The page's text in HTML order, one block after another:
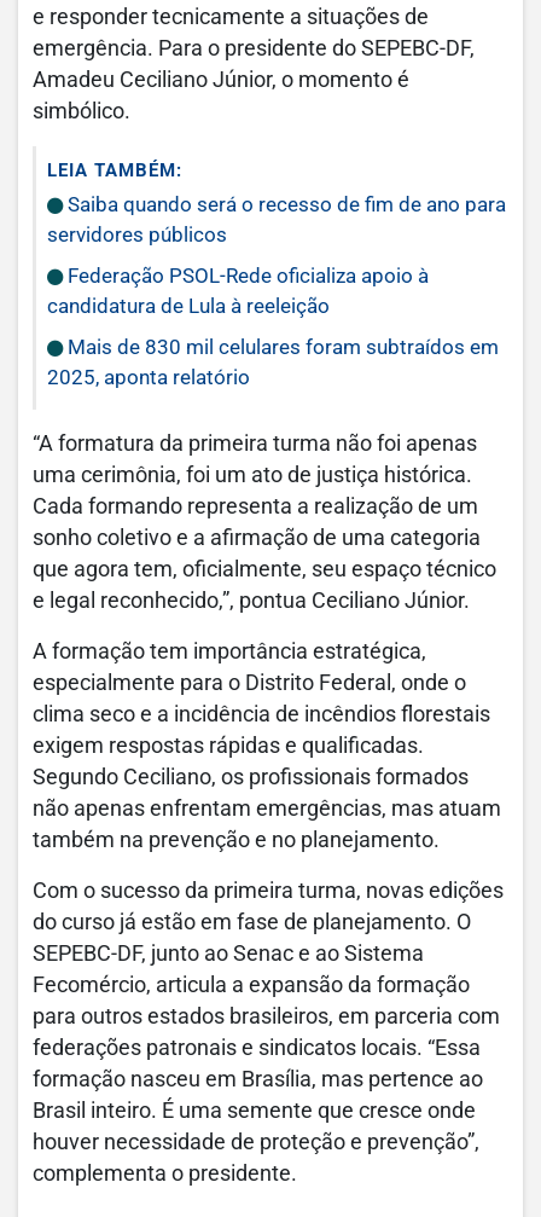
e responder tecnicamente a situações de
emergência. Para o presidente do SEPEBC-DF,
Amadeu Ceciliano Júnior, o momento é
simbólico.
LEIA TAMBÉM:
Saiba quando será o recesso de fim de ano para
servidores públicos
Federação PSOL-Rede oficializa apoio à
candidatura de Lula à reeleição
Mais de 830 mil celulares foram subtraídos em
2025, aponta relatório
“A formatura da primeira turma não foi apenas
uma cerimônia, foi um ato de justiça histórica.
Cada formando representa a realização de um
sonho coletivo e a afirmação de uma categoria
que agora tem, oficialmente, seu espaço técnico
e legal reconhecido,”, pontua Ceciliano Júnior.
A formação tem importância estratégica,
especialmente para o Distrito Federal, onde o
clima seco e a incidência de incêndios florestais
exigem respostas rápidas e qualificadas.
Segundo Ceciliano, os profissionais formados
não apenas enfrentam emergências, mas atuam
também na prevenção e no planejamento.
Com o sucesso da primeira turma, novas edições
do curso já estão em fase de planejamento. O
SEPEBC-DF, junto ao Senac e ao Sistema
Fecomércio, articula a expansão da formação
para outros estados brasileiros, em parceria com
federações patronais e sindicatos locais. “Essa
formação nasceu em Brasília, mas pertence ao
Brasil inteiro. É uma semente que cresce onde
houver necessidade de proteção e prevenção”,
complementa o presidente.